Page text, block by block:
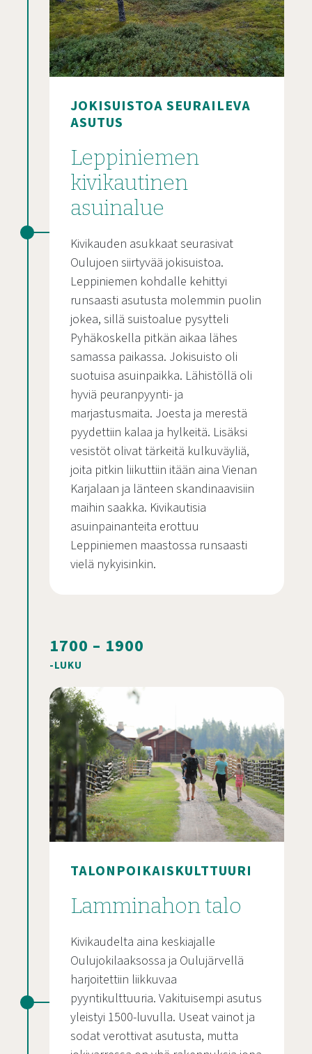
JOKISUISTOA SEURAILEVA
ASUTUS
Leppiniemen
kivikautinen
asuinalue
Kivikauden asukkaat seurasivat
Oulujoen siirtyvää jokisuistoa.
Leppiniemen kohdalle kehittyi
runsaasti asutusta molemmin puolin
jokea, sillä suistoalue pysytteli
Pyhäkoskella pitkän aikaa lähes
samassa paikassa. Jokisuisto oli
suotuisa asuinpaikka. Lähistöllä oli
hyviä peuranpyynti- ja
marjastusmaita. Joesta ja merestä
pyydettiin kalaa ja hylkeitä. Lisäksi
vesistöt olivat tärkeitä kulkuväyliä,
joita pitkin liikuttiin itään aina Vienan
Karjalaan ja länteen skandinaavisiin
maihin saakka. Kivikautisia
asuinpainanteita erottuu
Leppiniemen maastossa runsaasti
vielä nykyisinkin.
1700 – 1900
-LUKU
TALONPOIKAISKULTTUURI
Lamminahon talo
Kivikaudelta aina keskiajalle
Oulujokilaaksossa ja Oulujärvellä
harjoitettiin liikkuvaa
pyyntikulttuuria. Vakituisempi asutus
yleistyi 1500-luvulla. Useat vainot ja
sodat verottivat asutusta, mutta